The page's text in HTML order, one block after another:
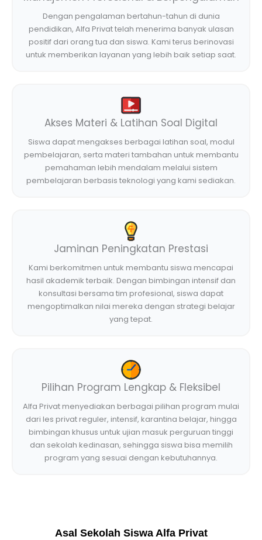
Dengan pengalaman bertahun-tahun di dunia
pendidikan, Alfa Privat telah menerima banyak ulasan
positif dari orang tua dan siswa. Kami terus berinovasi
untuk memberikan layanan yang lebih baik setiap saat.
Akses Materi & Latihan Soal Digital
Siswa dapat mengakses berbagai latihan soal, modul
pembelajaran, serta materi tambahan untuk membantu
pemahaman lebih mendalam melalui sistem
pembelajaran berbasis teknologi yang kami sediakan.
Jaminan Peningkatan Prestasi
Kami berkomitmen untuk membantu siswa mencapai
hasil akademik terbaik. Dengan bimbingan intensif dan
konsultasi bersama tim profesional, siswa dapat
mengoptimalkan nilai mereka dengan strategi belajar
yang tepat.
Pilihan Program Lengkap & Fleksibel
Alfa Privat menyediakan berbagai pilihan program mulai
dari les privat reguler, intensif, karantina belajar, hingga
bimbingan khusus untuk ujian masuk perguruan tinggi
dan sekolah kedinasan, sehingga siswa bisa memilih
program yang sesuai dengan kebutuhannya.
Asal Sekolah Siswa Alfa Privat